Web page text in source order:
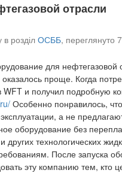
отрасли
в розділОСББ, переглянуто
для
проще. Когда
и получил подробную
Особенно понравилось,
а не
оборудование без
технологических
После запуска
эту компанию тем, кто